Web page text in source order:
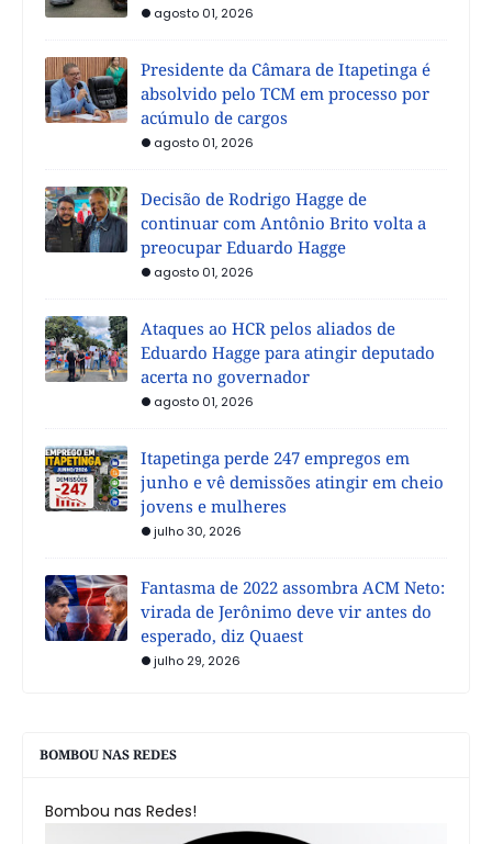
agosto 01, 2026
Presidente da Câmara de Itapetinga é
absolvido pelo TCM em processo por
acúmulo de cargos
agosto 01, 2026
Decisão de Rodrigo Hagge de
continuar com Antônio Brito volta a
preocupar Eduardo Hagge
agosto 01, 2026
Ataques ao HCR pelos aliados de
Eduardo Hagge para atingir deputado
acerta no governador
agosto 01, 2026
Itapetinga perde 247 empregos em
junho e vê demissões atingir em cheio
jovens e mulheres
julho 30, 2026
Fantasma de 2022 assombra ACM Neto:
virada de Jerônimo deve vir antes do
esperado, diz Quaest
julho 29, 2026
BOMBOU NAS REDES
Bombou nas Redes!